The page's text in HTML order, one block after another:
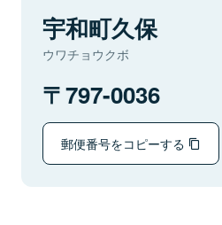
宇和町久保
ウワチョウクボ
797-0036
郵便番号をコピーする